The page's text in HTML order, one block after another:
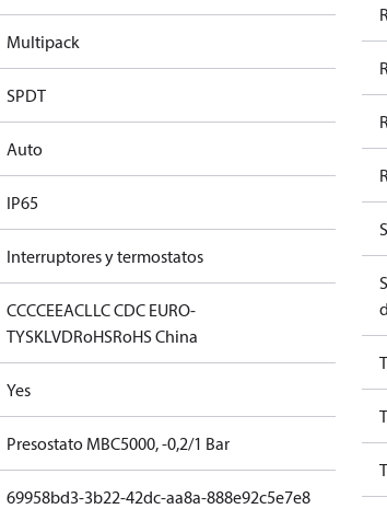
Multipack
SPDT
Auto
IP65
Interruptores y termostatos
CCCCEEACLLC CDC EURO-
TYSKLVDRoHSRoHS China
Yes
Presostato MBC5000, -0,2/1 Bar
69958bd3-3b22-42dc-aa8a-888e92c5e7e8